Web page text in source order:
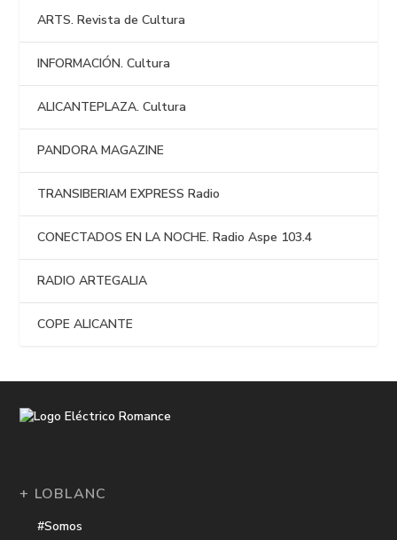
ARTS. Revista de Cultura
INFORMACIÓN. Cultura
ALICANTEPLAZA. Cultura
PANDORA MAGAZINE
TRANSIBERIAM EXPRESS Radio
CONECTADOS EN LA NOCHE. Radio Aspe 103.4
RADIO ARTEGALIA
COPE ALICANTE
+ LOBLANC
#Somos